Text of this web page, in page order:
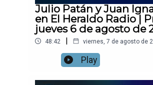
Julio Patán y Juan
en El Heraldo Radio |
jueves 6 de agosto de
48:42 | viernes, 7 de agosto de
Play